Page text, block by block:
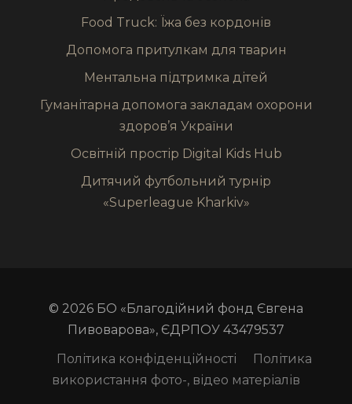
Food Truck: Їжа без кордонів
Допомога притулкам для тварин
Ментальна підтримка дітей
Гуманітарна допомога закладам охорони
здоров’я України
Освітній простір Digital Kids Hub
Дитячий футбольний турнір
«Superleague Kharkiv»
© 2026 БО «Благодійний фонд Євгена
Пивоварова», ЄДРПОУ 43479537
Політика конфіденційності
Політика
використання фото-, відео матеріалів